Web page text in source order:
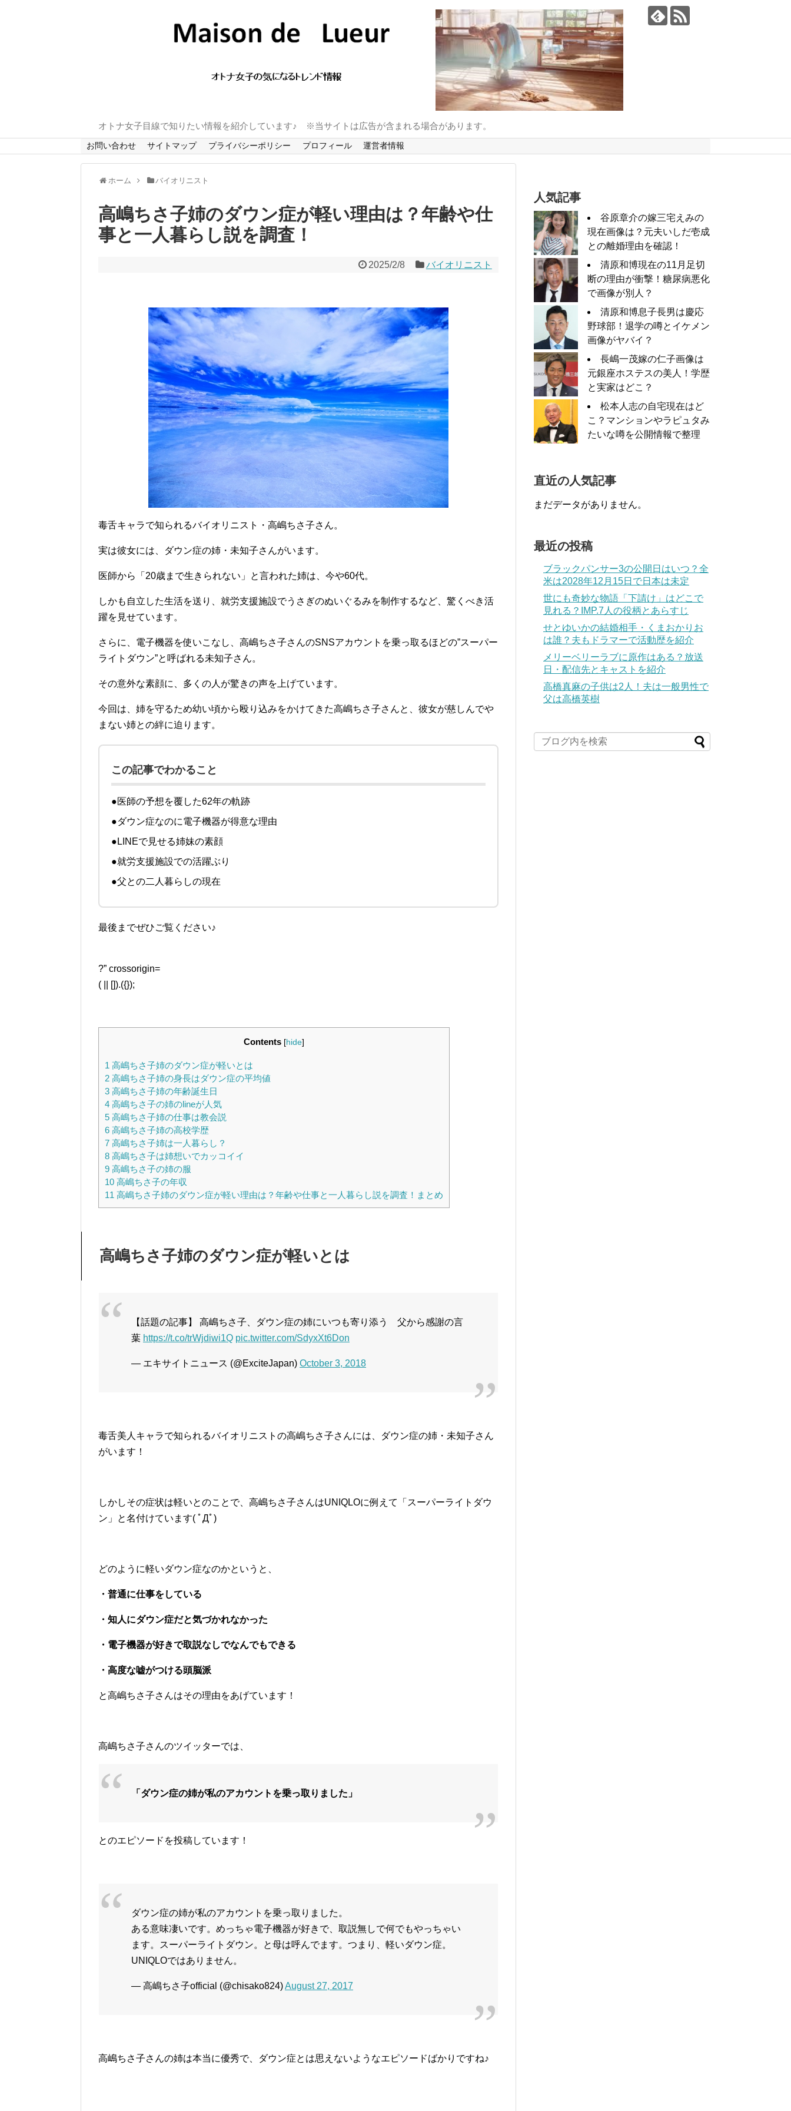
オトナ女子目線で知りたい情報を紹介しています♪ ※当サイトは広告が含まれる場合があります。
お問い合わせ サイトマップ プライバシーポリシー プロフィール 運営者情報
ホーム バイオリニスト
高嶋ちさ子姉のダウン症が軽い理由は？年齢や仕
事と一人暮らし説を調査！
2025/2/8 バイオリニスト
毒舌キャラで知られるバイオリニスト・高嶋ちさ子さん。
実は彼女には、ダウン症の姉・未知子さんがいます。
医師から「20歳まで生きられない」と言われた姉は、今や60代。
しかも自立した生活を送り、就労支援施設でうさぎのぬいぐるみを制作するなど、驚くべき活
躍を見せています。
さらに、電子機器を使いこなし、高嶋ちさ子さんのSNSアカウントを乗っ取るほどの”スーパー
ライトダウン”と呼ばれる未知子さん。
その意外な素顔に、多くの人が驚きの声を上げています。
今回は、姉を守るため幼い頃から殴り込みをかけてきた高嶋ちさ子さんと、彼女が慈しんでや
まない姉との絆に迫ります。
この記事でわかること
●医師の予想を覆した62年の軌跡
●ダウン症なのに電子機器が得意な理由
●LINEで見せる姉妹の素顔
●就労支援施設での活躍ぶり
●父との二人暮らしの現在
最後までぜひご覧ください♪
?” crossorigin=
( || []).({});
Contents [hide]
1 高嶋ちさ子姉のダウン症が軽いとは
2 高嶋ちさ子姉の身長はダウン症の平均値
3 高嶋ちさ子姉の年齢誕生日
4 高嶋ちさ子の姉のlineが人気
5 高嶋ちさ子姉の仕事は教会説
6 高嶋ちさ子姉の高校学歴
7 高嶋ちさ子姉は一人暮らし？
8 高嶋ちさ子は姉想いでカッコイイ
9 高嶋ちさ子の姉の服
10 高嶋ちさ子の年収
11 高嶋ちさ子姉のダウン症が軽い理由は？年齢や仕事と一人暮らし説を調査！まとめ
高嶋ちさ子姉のダウン症が軽いとは
【話題の記事】 高嶋ちさ子、ダウン症の姉にいつも寄り添う 父から感謝の言
葉 https://t.co/trWjdiwi1Q pic.twitter.com/SdyxXt6Don
— エキサイトニュース (@ExciteJapan) October 3, 2018
毒舌美人キャラで知られるバイオリニストの高嶋ちさ子さんには、ダウン症の姉・未知子さん
がいます！
しかしその症状は軽いとのことで、高嶋ちさ子さんはUNIQLOに例えて「スーパーライトダウ
ン」と名付けています( ﾟДﾟ)
どのように軽いダウン症なのかというと、
・普通に仕事をしている
・知人にダウン症だと気づかれなかった
・電子機器が好きで取説なしでなんでもできる
・高度な嘘がつける頭脳派
と高嶋ちさ子さんはその理由をあげています！
高嶋ちさ子さんのツイッターでは、
「ダウン症の姉が私のアカウントを乗っ取りました」
とのエピソードを投稿しています！
ダウン症の姉が私のアカウントを乗っ取りました。
ある意味凄いです。めっちゃ電子機器が好きで、取説無しで何でもやっちゃい
ます。スーパーライトダウン。と母は呼んでます。つまり、軽いダウン症。
UNIQLOではありません。
— 高嶋ちさ子official (@chisako824)August 27, 2017
高嶋ちさ子さんの姉は本当に優秀で、ダウン症とは思えないようなエピソードばかりですね♪
人気記事
谷原章介の嫁三宅えみの
現在画像は？元夫いしだ壱成
との離婚理由を確認！
清原和博現在の11月足切
断の理由が衝撃！糖尿病悪化
で画像が別人？
清原和博息子長男は慶応
野球部！退学の噂とイケメン
画像がヤバイ？
長嶋一茂嫁の仁子画像は
元銀座ホステスの美人！学歴
と実家はどこ？
松本人志の自宅現在はど
こ？マンションやラピュタみ
たいな噂を公開情報で整理
直近の人気記事
まだデータがありません。
最近の投稿
ブラックパンサー3の公開日はいつ？全
米は2028年12月15日で日本は未定
世にも奇妙な物語「下請け」はどこで
見れる？IMP.7人の役柄とあらすじ
せとゆいかの結婚相手・くまおかりお
は誰？夫もドラマーで活動歴を紹介
メリーベリーラブに原作はある？放送
日・配信先とキャストを紹介
高橋真麻の子供は2人！夫は一般男性で
父は高橋英樹